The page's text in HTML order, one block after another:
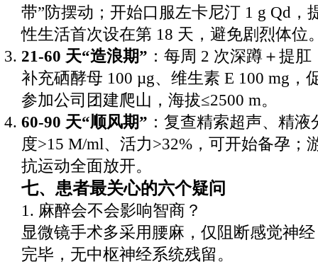
带”防摆动；开始口服左卡尼汀 1 g Qd，
性生活首次设在第 18 天，避免剧烈体位
21-60 天“造浪期” ：每周 2 次深蹲＋提
补充硒酵母 100 µg、维生素 E 100 mg，
参加公司团建爬山，海拔≤2500 m。
60-90 天“顺风期” ：复查精索超声、精
度>15 M/ml、活力>32%，可开始备孕；
抗运动全面放开。
七、患者最关心的六个疑问
1. 麻醉会不会影响智商？
显微镜手术多采用腰麻，仅阻断感觉神
完毕，无中枢神经系统残留。